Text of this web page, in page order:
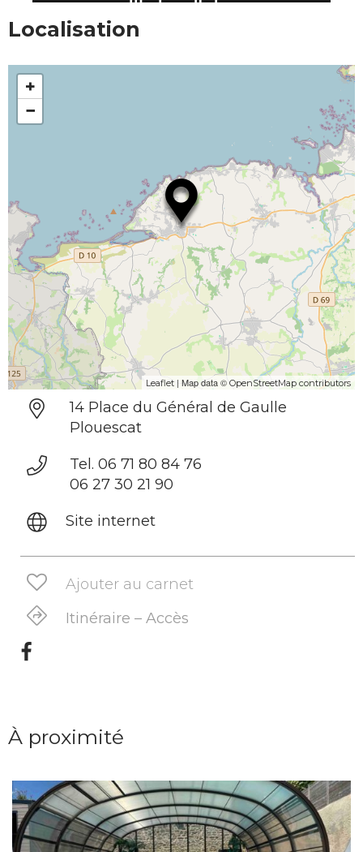
Localisation
+
−
Leaflet | Map data © OpenStreetMap contributors
14 Place du Général de Gaulle
Plouescat
Tel. 06 71 80 84 76
06 27 30 21 90
Site internet
Ajouter au carnet
Itinéraire – Accès
À proximité